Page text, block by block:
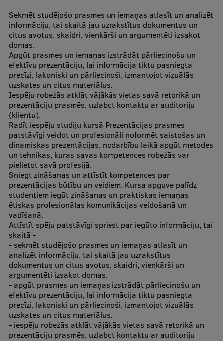
Struktūra
Vēsture un tradīcijas
Identitāte
RSU fonds
Aula
Muzeji un ekspozīcijas
Ģerbonis
Projekti
Reitingi
Virtuālā tūre
Ilgtspējīga attīstība
Studiju un vides pieejamība
Dati par 2025. gadu
Suvenīri un grāmatas
Mūžizglītība
Sekmēt studējošo prasmes un iemaņas atlasīt un analizēt
informāciju, tai skaitā jau uzrakstītus dokumentus un
citus avotus, skaidri, vienkārši un argumentēti izsakot
domas.
Apgūt prasmes un iemaņas izstrādāt pārliecinošu un
efektīvu prezentāciju, lai informācija tiktu pasniegta
precīzi, lakoniski un pārliecinoši, izmantojot vizuālās
uzskates un citus materiālus.
Iespēju robežās atklāt vājākās vietas savā retorikā un
prezentāciju prasmēs, uzlabot kontaktu ar auditoriju
(klientu).
Radīt iespēju studiju kursā Prezentācijas prasmes
patstāvīgi veidot un profesionāli noformēt saistošas un
dinamiskas prezentācijas, nodarbību laikā apgūt metodes
un tehnikas, kuras savas kompetences robežās var
pielietot savā profesijā.
Sniegt zināšanas un attīstīt kompetences par
prezentācijas būtību un veidiem. Kursa apguve palīdz
studentiem iegūt zināšanas un praktiskas iemaņas
ētiskas profesionālas komunikācijas veidošanā un
vadīšanā.
Attīstīt spēju patstāvīgi spriest par iegūto informāciju, tai
skaitā -
- sekmēt studējošo prasmes un iemaņas atlasīt un
analizēt informāciju, tai skaitā jau uzrakstītus
dokumentus un citus avotus, skaidri, vienkārši un
argumentēti izsakot domas.
- apgūt prasmes un iemaņas izstrādāt pārliecinošu un
efektīvu prezentāciju, lai informācija tiktu pasniegta
precīzi, lakoniski un pārliecinoši, izmantojot vizuālās
uzskates un citus materiālus.
- iespēju robežās atklāt vājākās vietas savā retorikā un
prezentāciju prasmēs, uzlabot kontaktu ar auditoriju